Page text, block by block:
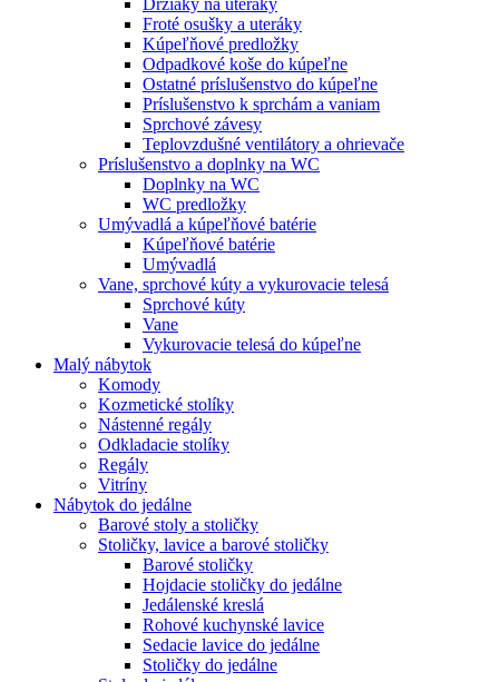
Froté osušky a uteráky
Kúpeľňové predložky
Odpadkové koše do kúpeľne
Ostatné príslušenstvo do kúpeľne
Príslušenstvo k sprchám a vaniam
Sprchové závesy
Teplovzdušné ventilátory a ohrievače
Príslušenstvo a doplnky na WC
Doplnky na WC
WC predložky
Umývadlá a kúpeľňové batérie
Kúpeľňové batérie
Umývadlá
Vane, sprchové kúty a vykurovacie telesá
Sprchové kúty
Vane
Vykurovacie telesá do kúpeľne
Malý nábytok
Komody
Kozmetické stolíky
Nástenné regály
Odkladacie stolíky
Regály
Vitríny
Nábytok do jedálne
Barové stoly a stoličky
Stoličky, lavice a barové stoličky
Barové stoličky
Hojdacie stoličky do jedálne
Jedálenské kreslá
Rohové kuchynské lavice
Sedacie lavice do jedálne
Stoličky do jedálne